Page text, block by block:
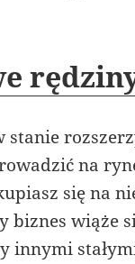
na
się na
biznes wiąże
innymi